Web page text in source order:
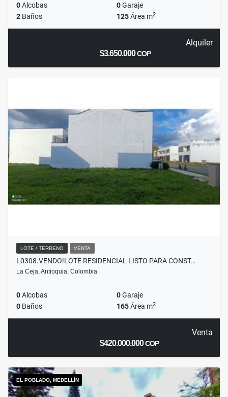
0Alcobas 0Garaje
2 Baños 125Área m2
Alquiler
$3.650.000COP
LOTE / TERRENO VENTA
L0308.VENDO!LOTE RESIDENCIAL LISTO PARA CONST…
La Ceja, Antioquia, Colombia
0Alcobas 0Garaje
0 Baños 165Área m2
Venta
$420.000.000COP
EL POBLADO, MEDELLÍN